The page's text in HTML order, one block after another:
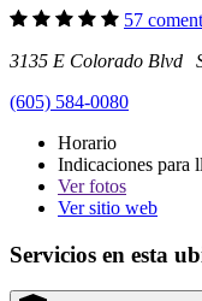
57
3135 E Colorado Blvd
(605) 584-0080
Horario
Indicaciones para
Verfotos
Ver sitio web
Servicios en esta